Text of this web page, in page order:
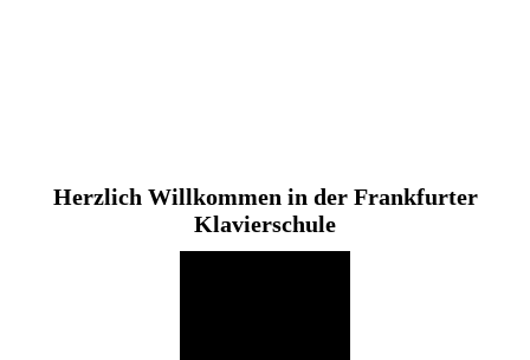
Herzlich Willkommen in der Frankfurter
Klavierschule